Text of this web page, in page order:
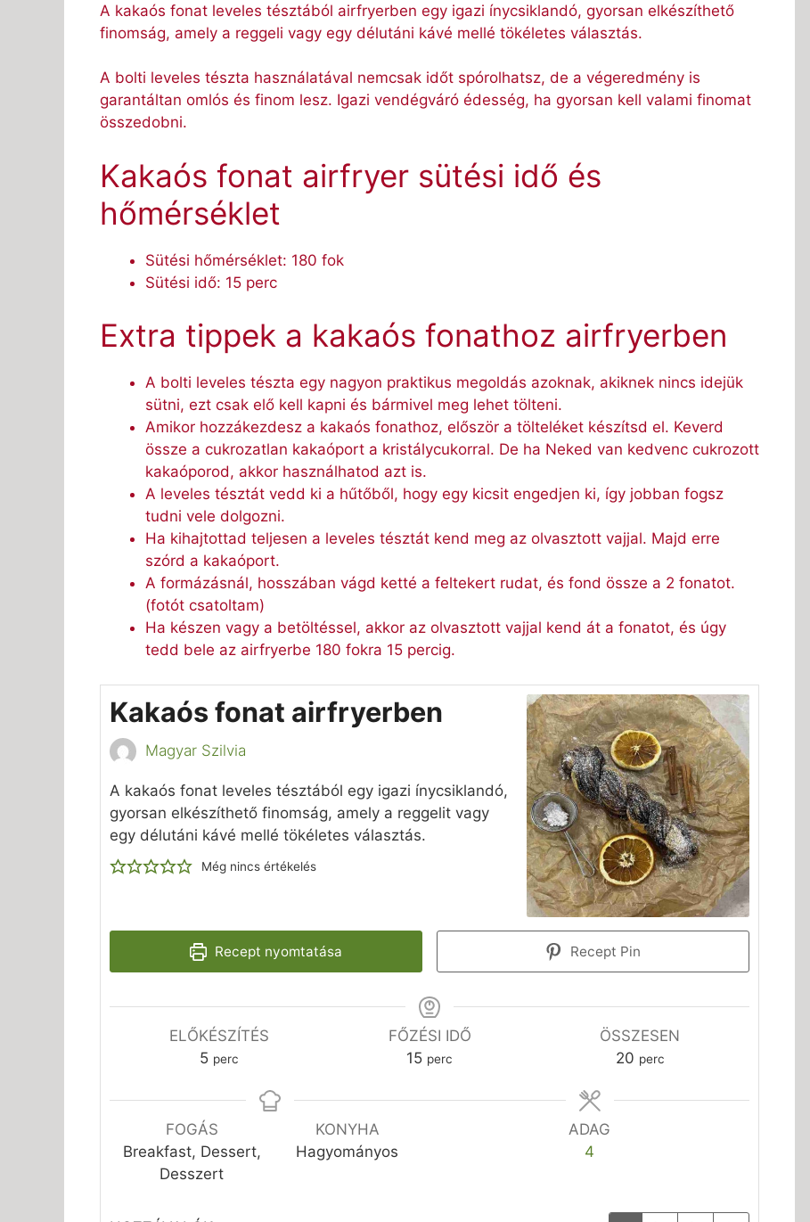
A kakaós fonat leveles tésztából airfryerben egy igazi ínycsiklandó, gyorsan elkészíthető
finomság, amely a reggeli vagy egy délutáni kávé mellé tökéletes választás.
A bolti leveles tészta használatával nemcsak időt spórolhatsz, de a végeredmény is
garantáltan omlós és finom lesz. Igazi vendégváró édesség, ha gyorsan kell valami finomat
összedobni.
Kakaós fonat airfryer sütési idő és
hőmérséklet
Sütési hőmérséklet: 180 fok
Sütési idő: 15 perc
Extra tippek a kakaós fonathoz airfryerben
A bolti leveles tészta egy nagyon praktikus megoldás azoknak, akiknek nincs idejük
sütni, ezt csak elő kell kapni és bármivel meg lehet tölteni.
Amikor hozzákezdesz a kakaós fonathoz, először a tölteléket készítsd el. Keverd
össze a cukrozatlan kakaóport a kristálycukorral. De ha Neked van kedvenc cukrozott
kakaóporod, akkor használhatod azt is.
A leveles tésztát vedd ki a hűtőből, hogy egy kicsit engedjen ki, így jobban fogsz
tudni vele dolgozni.
Ha kihajtottad teljesen a leveles tésztát kend meg az olvasztott vajjal. Majd erre
szórd a kakaóport.
A formázásnál, hosszában vágd ketté a feltekert rudat, és fond össze a 2 fonatot.
(fotót csatoltam)
Ha készen vagy a betöltéssel, akkor az olvasztott vajjal kend át a fonatot, és úgy
tedd bele az airfryerbe 180 fokra 15 percig.
Kakaós fonat airfryerben
Magyar Szilvia
A kakaós fonat leveles tésztából egy igazi ínycsiklandó,
gyorsan elkészíthető finomság, amely a reggelit vagy
egy délutáni kávé mellé tökéletes választás.
Még nincs értékelés
Recept nyomtatása Recept Pin
ELŐKÉSZÍTÉS
5perc
perc
FŐZÉSI IDŐ
15perc
perc
ÖSSZESEN
20perc
perc
FOGÁS
Breakfast, Dessert,
Desszert
KONYHA
Hagyományos
ADAG
4